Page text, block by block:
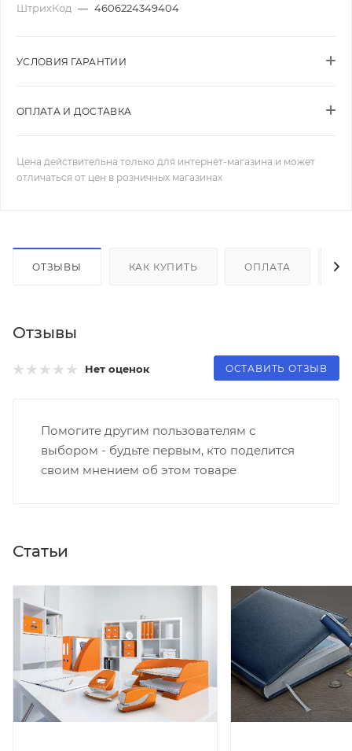
ШтрихКод — 4606224349404
УСЛОВИЯ ГАРАНТИИ
ОПЛАТА И ДОСТАВКА
Цена действительна только для интернет-магазина и может
отличаться от цен в розничных магазинах
ОТЗЫВЫ КАК КУПИТЬ ОПЛАТА
Отзывы
Нет оценок ОСТАВИТЬ ОТЗЫВ
Помогите другим пользователям с
выбором - будьте первым, кто поделится
своим мнением об этом товаре
Статьи